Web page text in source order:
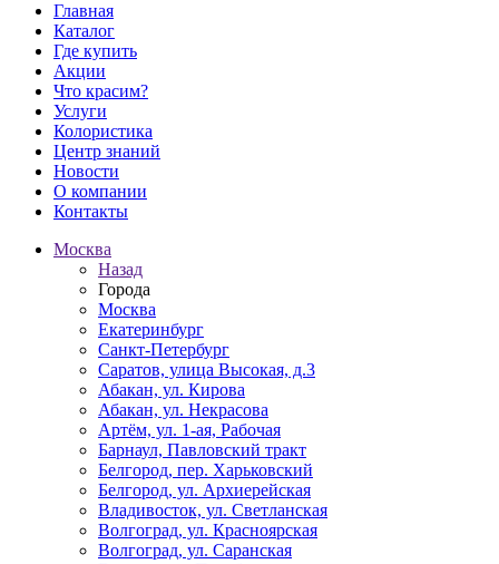
Главная
Каталог
Где купить
Акции
Что красим?
Услуги
Колористика
Центр знаний
Новости
О компании
Контакты
Москва
Назад
Города
Москва
Екатеринбург
Санкт-Петербург
Саратов, улица Высокая, д.3
Абакан, ул. Кирова
Абакан, ул. Некрасова
Артём, ул. 1-ая, Рабочая
Барнаул, Павловский тракт
Белгород, пер. Харьковский
Белгород, ул. Архиерейская
Владивосток, ул. Светланская
Волгоград, ул. Красноярская
Волгоград, ул. Саранская